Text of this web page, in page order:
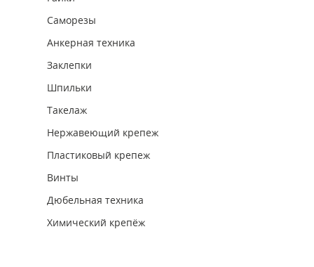
Саморезы
Анкерная техника
Заклепки
Шпильки
Такелаж
Нержавеющий крепеж
Пластиковый крепеж
Винты
Дюбельная техника
Химический крепёж